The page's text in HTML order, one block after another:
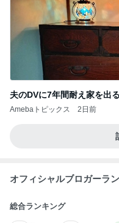
夫のDVに7年間耐え家を出
Amebaトピックス 2日前
オフィシャルブロガーラ
総合ランキング